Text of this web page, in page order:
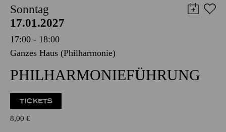
PHILHARMONIE ESSEN
Sonntag
17.01.2027
17:00 - 18:00
PHILHARMONIE­FÜHRUNG